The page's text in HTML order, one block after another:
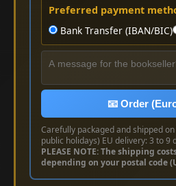
Preferred payment
Bank Transfer (IBAN/BIC)
📧 Order
Carefully packaged and shipped
public holidays) EU delivery: 3 to 9
PLEASE NOTE: The shipping
depending on your postal code